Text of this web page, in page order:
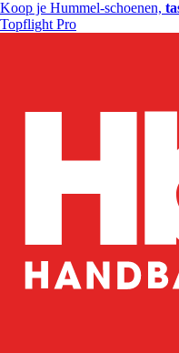
Koop je Hummel-schoenen,
Topflight Pro